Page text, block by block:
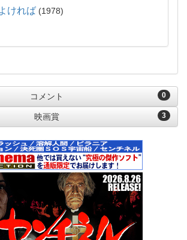
ければ 1978
0
コメント
3
映画賞